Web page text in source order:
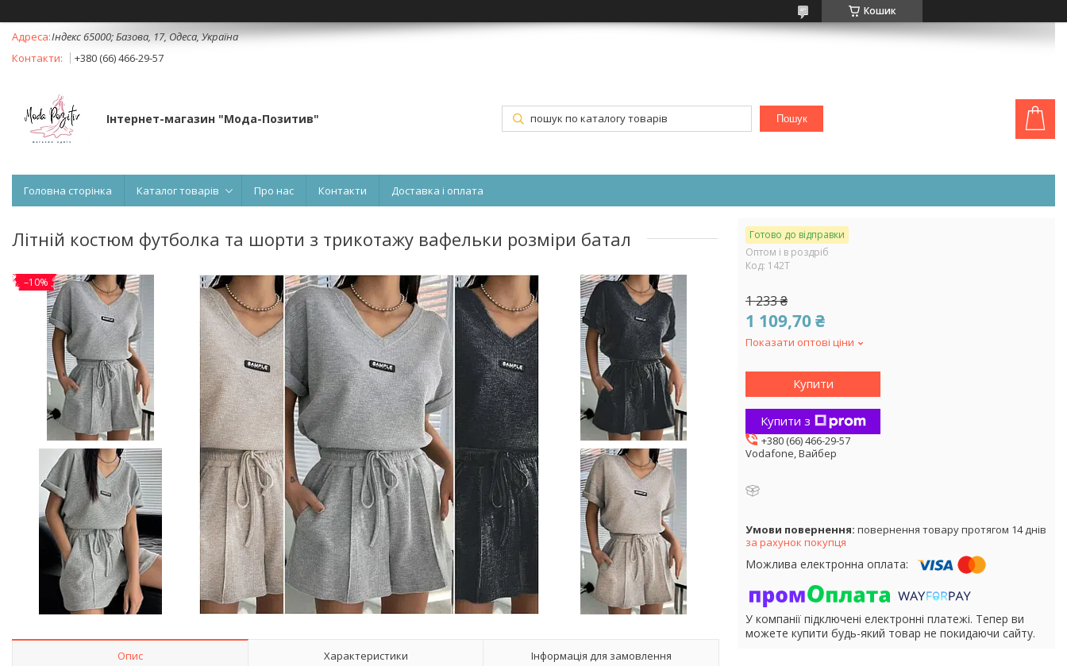
Кошик
Індекс 65000; Базова, 17, Одеса, Україна
+380 (66) 466-29-57
Інтернет-магазин "Мода-Позитив" Пошук
Головна сторінка Каталог товарів Про нас Контакти Доставка і оплата
Літній костюм футболка та шорти з трикотажу вафельки розміри батал
–10%
Опис Характеристики Інформація для замовлення
Готово до відправки
Оптом і в роздріб
Код: 142Т
1 233 ₴
1 109,70 ₴
Показати оптові ціни
Купити
Купити з
+380 (66) 466-29-57
Vodafone, Вайбер
повернення товару протягом 14 днів
за рахунок покупця
У компанії підключені електронні платежі. Тепер ви
можете купити будь-який товар не покидаючи сайту.